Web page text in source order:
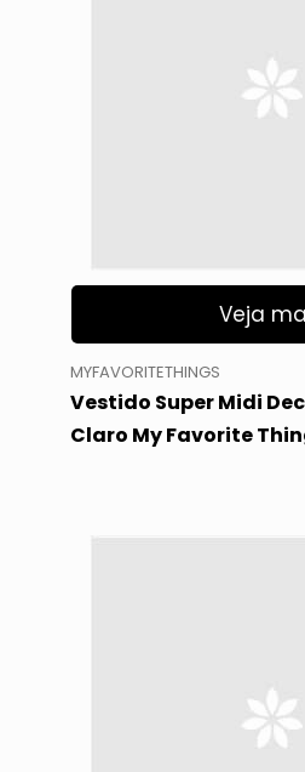
Veja
MYFAVORITETHINGS
Vestido Super Midi
Claro My Favorite